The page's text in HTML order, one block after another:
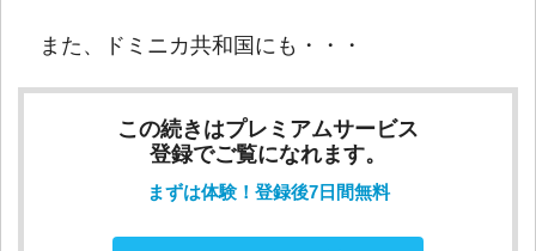
また、ドミニカ共和国にも・・・
この続きはプレミアムサービス
登録でご覧になれます。
まずは体験！登録後7日間無料